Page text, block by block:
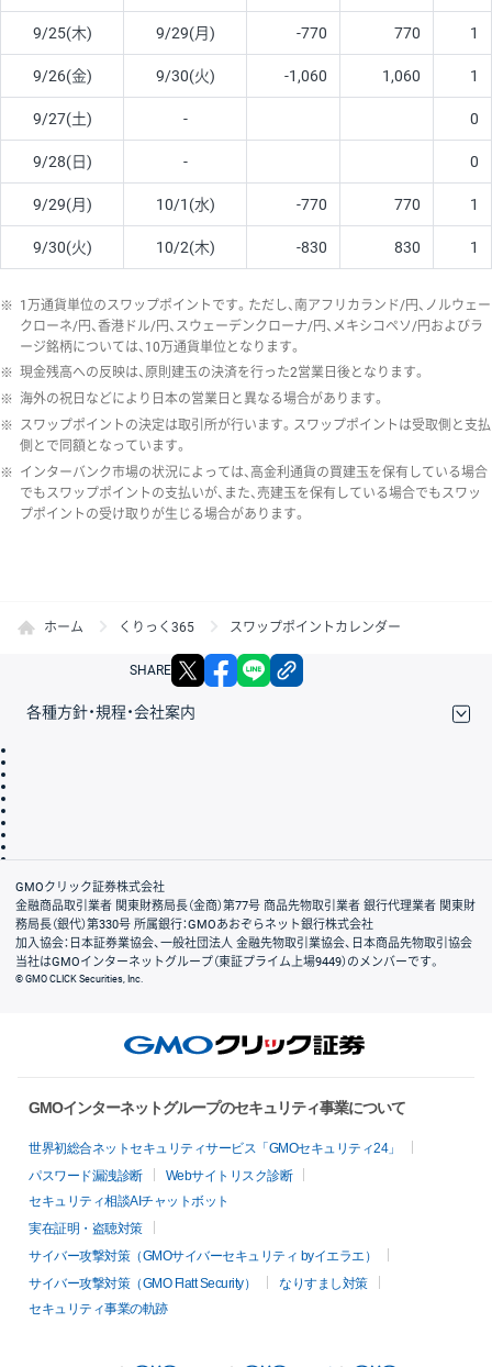
9/25(木) 9/29(月) -770 770 1
9/26(金) 9/30(火) -1,060 1,060 1
9/27(土) - 0
9/28(日) - 0
9/29(月) 10/1(水) -770 770 1
9/30(火) 10/2(木) -830 830 1
※ 1万通貨単位のスワップポイントです。ただし、南アフリカランド/円、ノルウェー
クローネ/円、香港ドル/円、スウェーデンクローナ/円、メキシコペソ/円およびラ
ージ銘柄については、10万通貨単位となります。
※ 現金残高への反映は、原則建玉の決済を行った2営業日後となります。
※ 海外の祝日などにより日本の営業日と異なる場合があります。
※ スワップポイントの決定は取引所が行います。スワップポイントは受取側と支払
側とで同額となっています。
※ インターバンク市場の状況によっては、高金利通貨の買建玉を保有している場合
でもスワップポイントの支払いが、また、売建玉を保有している場合でもスワッ
プポイントの受け取りが生じる場合があります。
ホーム くりっく365 スワップポイントカレンダー
SHARE X facebook
各種方針・規程・会社案内
会社案内
GMOクリック証券株式会社
金融商品取引業者 関東財務局長（金商）第77号 商品先物取引業者 銀行代理業者 関東財
務局長（銀代）第330号 所属銀行：GMOあおぞらネット銀行株式会社
加入協会：日本証券業協会、一般社団法人 金融先物取引業協会、日本商品先物取引協会
当社はGMOインターネットグループ（東証プライム上場9449）のメンバーです。
© GMO CLICK Securities, Inc.
GMOインターネットグループのセキュリティ事業について
世界初総合ネットセキュリティサービス「GMOセキュリティ24」
パスワード漏洩診断
Webサイトリスク診断
セキュリティ相談AIチャットボット
実在証明・盗聴対策
サイバー攻撃対策（GMOサイバーセキュリティ byイエラエ）
サイバー攻撃対策（GMO Flatt Security）
なりすまし対策
セキュリティ事業の軌跡